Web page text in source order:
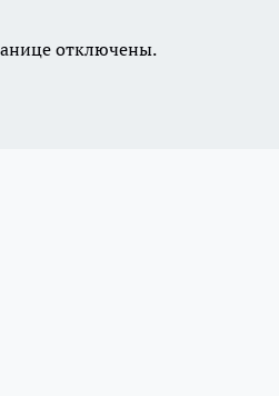
отключены.